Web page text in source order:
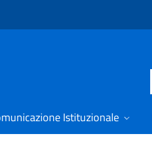
Istituzionale